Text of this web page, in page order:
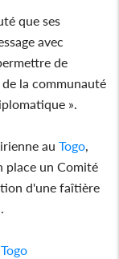
que ses
avec
de
la communauté
».
auTogo
place un Comité
d'une faîtière
Togo